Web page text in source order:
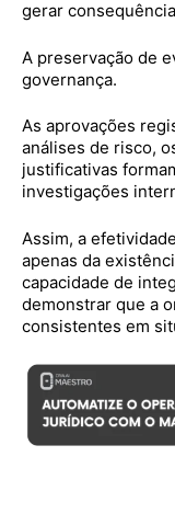
gerar
A preservação de
governança.
As aprovações
análises de risco,
justificativas
investigações
Assim, a
apenas da
capacidade de
demonstrar que a
consistentes em